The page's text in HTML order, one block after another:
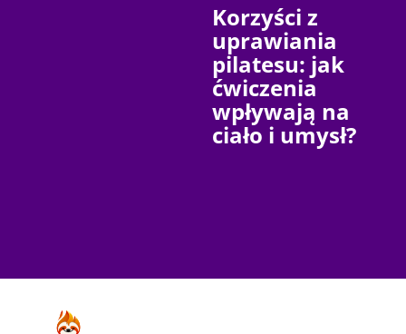
Korzyści z
uprawiania
pilatesu: jak
ćwiczenia
wpływają na
ciało i umysł?